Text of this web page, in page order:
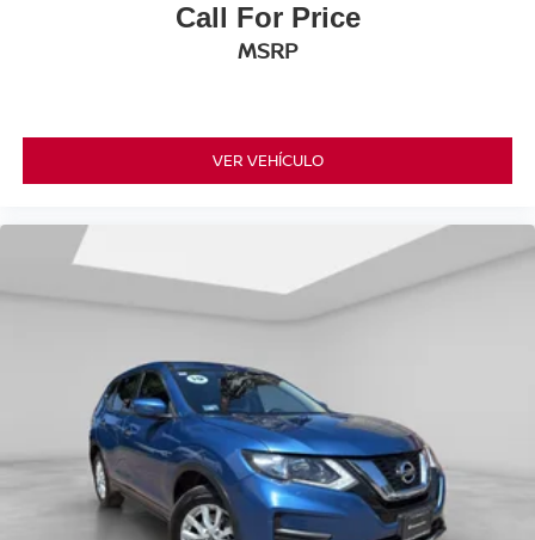
Call For Price
MSRP
VER VEHÍCULO